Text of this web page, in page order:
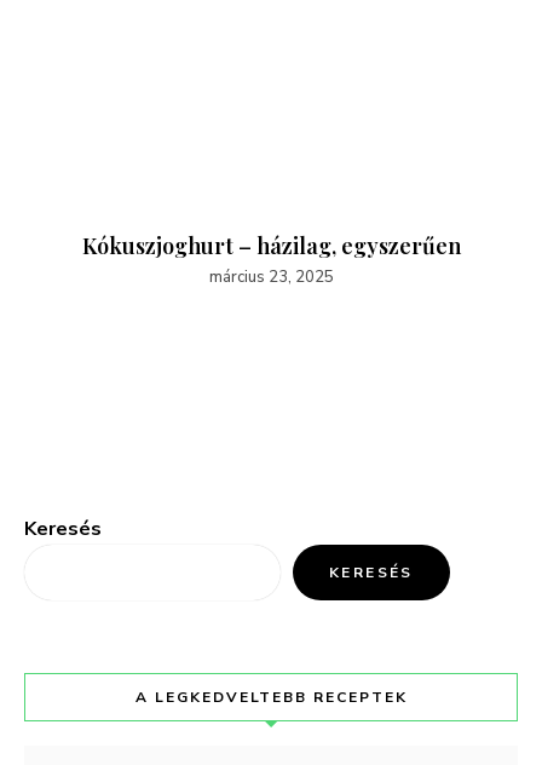
Kókuszjoghurt – házilag, egyszerűen
március 23, 2025
Keresés
KERESÉS
A LEGKEDVELTEBB RECEPTEK